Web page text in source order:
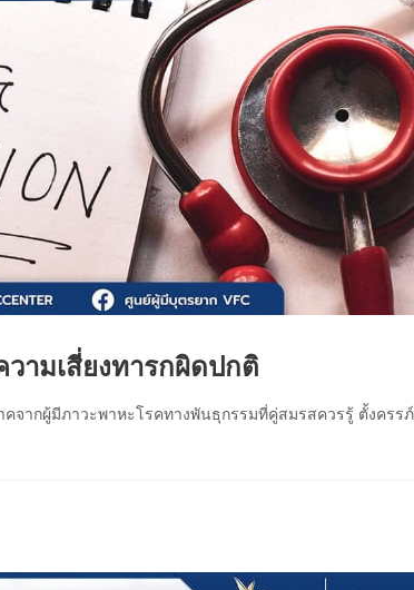
ามเสี่ยงทารกผิดปกติ
จากผู้มีภาวะพาหะโรคทางพันธุกรรมที่คู่สมรสควรรู้ ตั้งครรภ์